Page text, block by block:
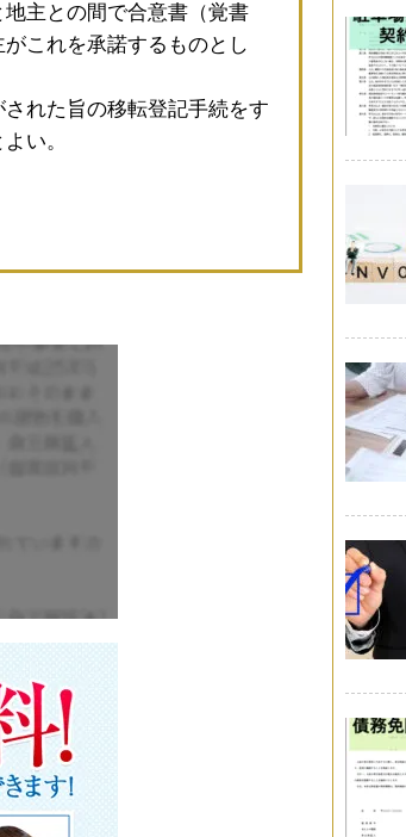
地主との間で合意書（覚書
これを承諾するものとし
れた旨の移転登記手続をす
い。